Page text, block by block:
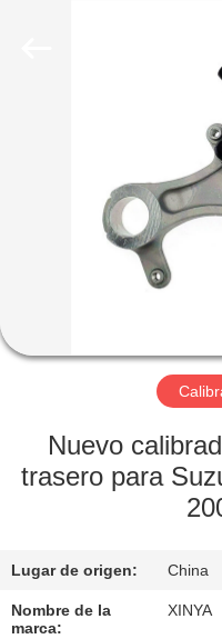
PRODUCTOS
NOSOTROS
VIAJE
FÁBRICA
DE
CALIDAD
Nuevo
trasero para
Lugar de origen: China
Nombre de la
marca:
XINYA